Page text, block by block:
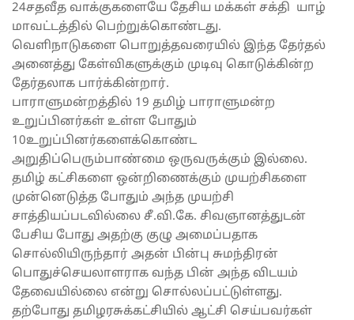
24சதவீத வாக்குகளையே தேசிய மக்கள் சக்தி யாழ்
மாவட்டத்தில் பெற்றுக்கொண்டது.
வெளிநாடுகளை பொறுத்தவரையில் இந்த தேர்தல்
அனைத்து கேள்விகளுக்கும் முடிவு கொடுக்கின்ற
தேர்தலாக பார்க்கின்றார்.
பாராளுமன்றத்தில் 19 தமிழ் பாராளுமன்ற
உறுப்பினர்கள் உள்ள போதும்
10உறுப்பினர்களைக்கொண்ட
அறுதிப்பெரும்பாண்மை ஒருவருக்கும் இல்லை.
தமிழ் கட்சிகளை ஒன்றிணைக்கும் முயற்சிகளை
முன்னெடுத்த போதும் அந்த முயற்சி
சாத்தியப்படவில்லை சீ.வி.கே. சிவஞானத்துடன்
பேசிய போது அதற்கு குழு அமைப்பதாக
சொல்லியிருந்தார் அதன் பின்பு சுமந்திரன்
பொதுச்செயலாளராக வந்த பின் அந்த விடயம்
தேவையில்லை என்று சொல்லப்பட்டுள்ளது.
தற்போது தமிழரசுக்கட்சியில் ஆட்சி செய்பவர்கள்